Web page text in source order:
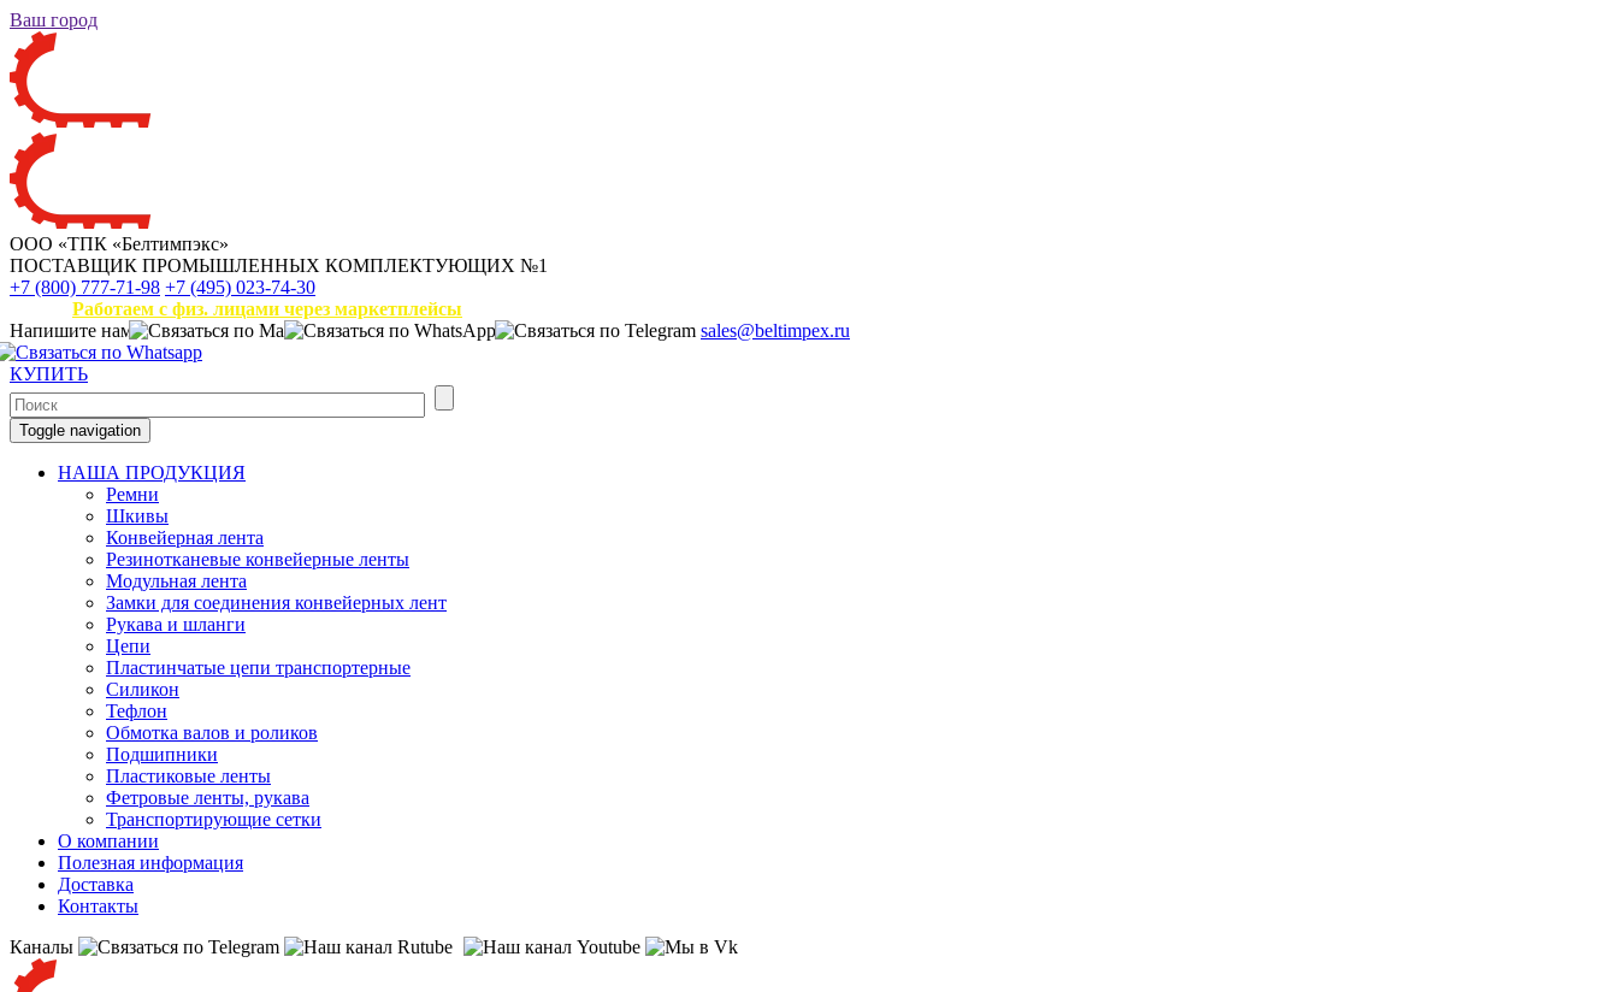
Ваш город
ООО «ТПК «Белтимпэкс»
ПОСТАВЩИК ПРОМЫШЛЕННЫХ КОМПЛЕКТУЮЩИХ №1
+7 (800) 777-71-98 +7 (495) 023-74-30
Работаем с физ. лицами через маркетплейсы
Напишите нам
sales@beltimpex.ru
КУПИТЬ
Toggle navigation
НАША ПРОДУКЦИЯ
Ремни
Шкивы
Конвейерная лента
Резинотканевые конвейерные ленты
Модульная лента
Замки для соединения конвейерных лент
Рукава и шланги
Цепи
Пластинчатые цепи транспортерные
Силикон
Тефлон
Обмотка валов и роликов
Подшипники
Пластиковые ленты
Фетровые ленты, рукава
Транспортирующие сетки
О компании
Полезная информация
Доставка
Контакты
Каналы